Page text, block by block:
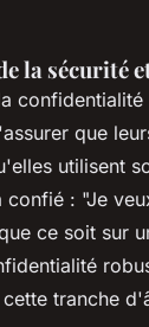
la sécurité
que
utilisent
confié : "Je
ce soit sur
tranche